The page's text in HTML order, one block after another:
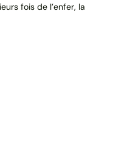
fois de l’enfer, la